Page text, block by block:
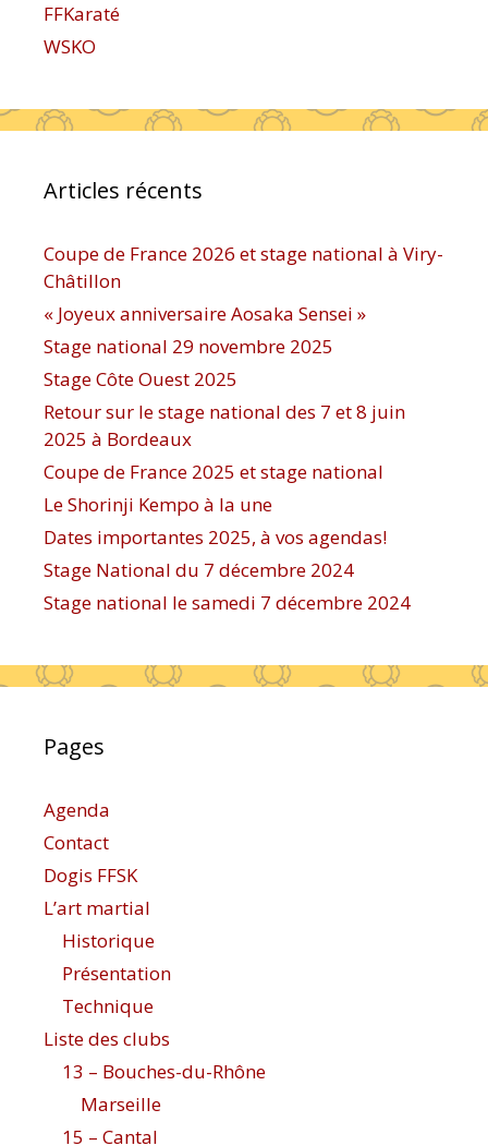
FFKaraté
WSKO
Articles récents
Coupe de France 2026 et stage national à Viry-
Châtillon
« Joyeux anniversaire Aosaka Sensei »
Stage national 29 novembre 2025
Stage Côte Ouest 2025
Retour sur le stage national des 7 et 8 juin
2025 à Bordeaux
Coupe de France 2025 et stage national
Le Shorinji Kempo à la une
Dates importantes 2025, à vos agendas!
Stage National du 7 décembre 2024
Stage national le samedi 7 décembre 2024
Pages
Agenda
Contact
Dogis FFSK
L’art martial
Historique
Présentation
Technique
Liste des clubs
13 – Bouches-du-Rhône
Marseille
15 – Cantal